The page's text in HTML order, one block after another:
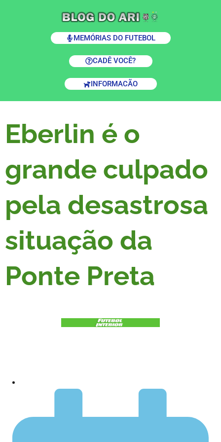
MEMÓRIAS DO FUTEBOL
CADÊ VOCÊ?
INFORMACÃO
Eberlin é o
grande culpado
pela desastrosa
situação da
Ponte Preta